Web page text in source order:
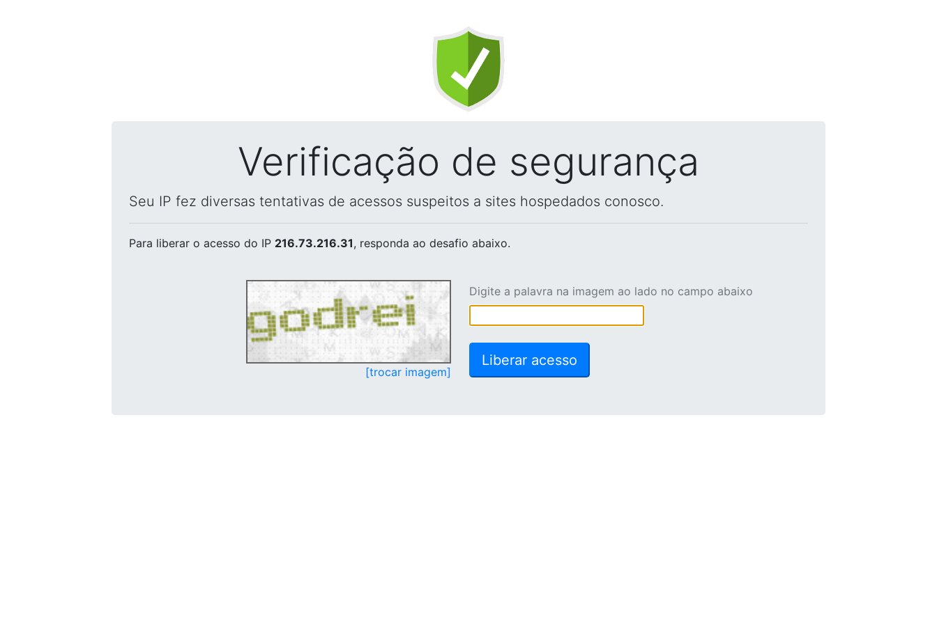
Verificação de segurança
Seu IP fez diversas tentativas de acessos suspeitos a sites hospedados conosco.
Para liberar o acesso do IP 216.73.216.31, responda ao desafio abaixo.
[trocar imagem]
Digite a palavra na imagem ao lado no campo abaixo